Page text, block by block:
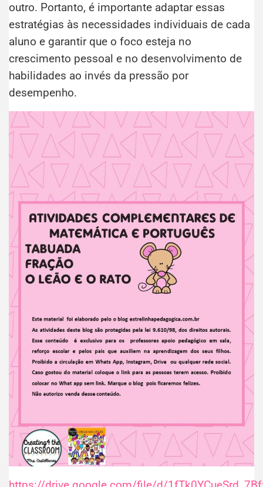
outro. Portanto, é importante adaptar essas
estratégias às necessidades individuais de cada
aluno e garantir que o foco esteja no
crescimento pessoal e no desenvolvimento de
habilidades ao invés da pressão por
desempenho.